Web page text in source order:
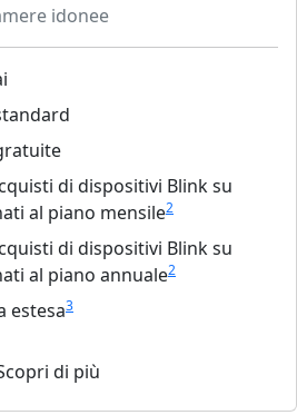
idonee
di dispositivi Blink su
al piano mensile2
di dispositivi Blink su
al piano annuale2
estesa3
di più